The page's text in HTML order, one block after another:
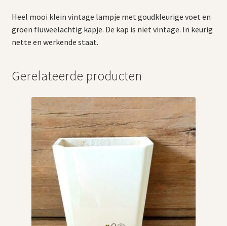
Heel mooi klein vintage lampje met goudkleurige voet en
groen fluweelachtig kapje. De kap is niet vintage. In keurig
nette en werkende staat.
Gerelateerde producten